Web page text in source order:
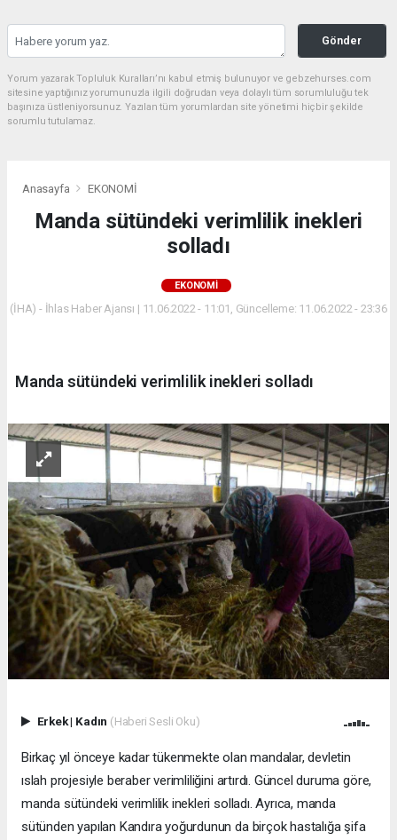
Gönder
Yorum yazarak Topluluk Kuralları’nı kabul etmiş bulunuyor ve gebzehurses.com
sitesine yaptığınız yorumunuzla ilgili doğrudan veya dolaylı tüm sorumluluğu tek
başınıza üstleniyorsunuz. Yazılan tüm yorumlardan site yönetimi hiçbir şekilde
sorumlu tutulamaz.
Anasayfa EKONOMİ
Manda sütündeki verimlilik inekleri
solladı
EKONOMİ
(İHA) - İhlas Haber Ajansı | 11.06.2022 - 11:01, Güncelleme: 11.06.2022 - 23:36
Manda sütündeki verimlilik inekleri solladı
Erkek| Kadın (Haberi Sesli Oku)
Birkaç yıl önceye kadar tükenmekte olan mandalar, devletin
ıslah projesiyle beraber verimliliğini artırdı. Güncel duruma göre,
manda sütündeki verimlilik inekleri solladı. Ayrıca, manda
sütünden yapılan Kandıra yoğurdunun da birçok hastalığa şifa